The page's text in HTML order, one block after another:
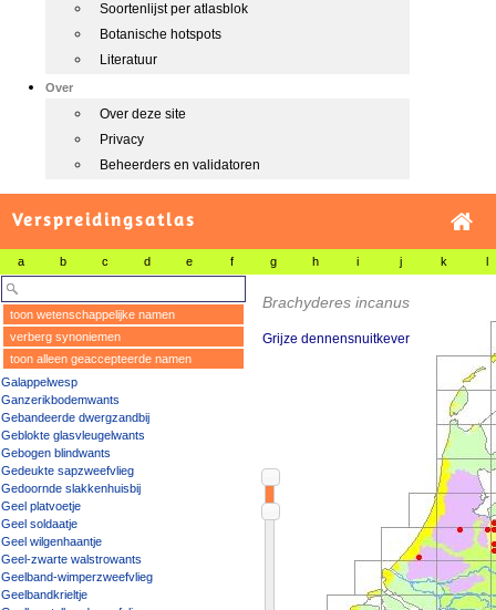
Soortenlijst per atlasblok
Botanische hotspots
Literatuur
Over
Over deze site
Privacy
Beheerders en validatoren
Verspreidingsatlas
a b c d e f g h i j k l
toon wetenschappelijke namen
verberg synoniemen
toon alleen geaccepteerde namen
Galappelwesp
Ganzerikbodemwants
Gebandeerde dwergzandbij
Geblokte glasvleugelwants
Gebogen blindwants
Gedeukte sapzweefvlieg
Gedoornde slakkenhuisbij
Geel platvoetje
Geel soldaatje
Geel wilgenhaantje
Geel-zwarte walstrowants
Geelband-wimperzweefvlieg
Geelbandkrieltje
Brachyderes incanus
Grijze dennensnuitkever